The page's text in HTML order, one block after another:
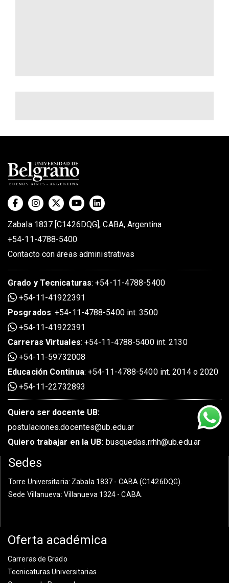
Zabala 1837 [C1426DQG], CABA, Argentina
+54-11-4788-5400
Contacto con áreas administrativas
Grado y Tecnicaturas:+54-11-4788-5400
+54-11-41922391
Posgrados:+54-11-4788-5400 int. 3500
+54-11-41922391
Carreras Virtuales:+54-11-4788-5400 int. 2130
+54-11-59732008
Educación Continua:+54-11-4788-5400 int. 2014 o 2020
+54-11-22732893
Quiero ser docente UB:
postulaciones.docentes@ub.edu.ar
Quiero trabajar en la UB: busquedas.rrhh@ub.edu.ar
Sedes
Torre Universitaria: Zabala 1837 - CABA (C1426DQG).
Sede Villanueva: Villanueva 1324 - CABA.
Oferta académica
Carreras de Grado
Tecnicaturas Universitarias